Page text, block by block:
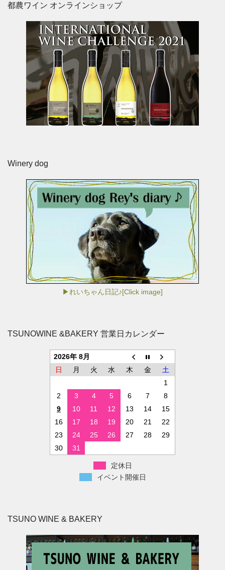
都農ワイン オンラインショップ
Winery dog
▶れいちゃん日記♪[Click image]
TSUNOWINE &BAKERY 営業日カレンダー
2026年 8月
日
月 火 水 木 金
土
1
2
3 4 5 6 7
8
9
10 11 12 13 14
15
16
17 18 19 20 21
22
23
24 25 26 27 28
29
30
31
定休日
イベント開催日
TSUNO WINE & BAKERY